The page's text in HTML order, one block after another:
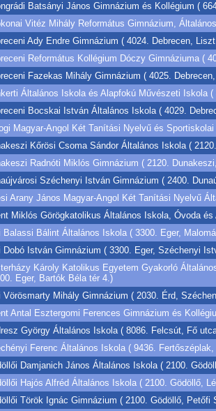
Batsányi János Gimnázium és Kollégium (
Vitéz Mihály Református Gimnázium,
Ady Endre Gimnázium ( 4024. Debrecen,
Református Kollégium Dóczy Gimnáziuma (
Fazekas Mihály Gimnázium ( 4025.
Általános Iskola és Alapfokú Művészeti Iskola
Bocskai István Általános Iskola ( 4029.
Magyar-Angol Két Tanítási Nyelvű és
Kőrösi Csoma Sándor Általános Iskola (
Radnóti Miklós Gimnázium ( 2120.
Széchenyi István Gimnázium ( 2400.
Arany János Magyar-Angol Két Tanítási Nyelvű
Miklós Görögkatolikus Általános Iskola, Óvoda
Balassi Bálint Általános Iskola ( 3300. Eger,
Dobó István Gimnázium ( 3300. Eger, Széchenyi
Károly Katolikus Egyetem Gyakorló
Eger, Bartók Béla tér 4.)
Vörösmarty Mihály Gimnázium ( 2030. Érd,
Antal Esztergomi Ferences Gimnázium és
György Általános Iskola ( 8086. Felcsút, Fő
Ferenc Általános Iskola ( 9436.
Damjanich János Általános Iskola ( 2100.
Hajós Alfréd Általános Iskola ( 2100. Gödöllő,
Török Ignác Gimnázium ( 2100. Gödöllő, Petőfi